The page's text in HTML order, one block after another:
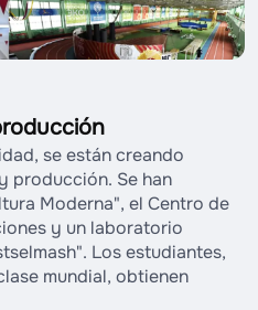
se están creando
producción. Se han
Moderna", el Centro de
y un laboratorio
Los estudiantes,
mundial, obtienen